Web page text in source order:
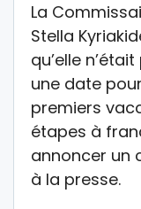
La
Stella
qu’elle
une date
premiers
étapes à
annoncer un
à la presse.